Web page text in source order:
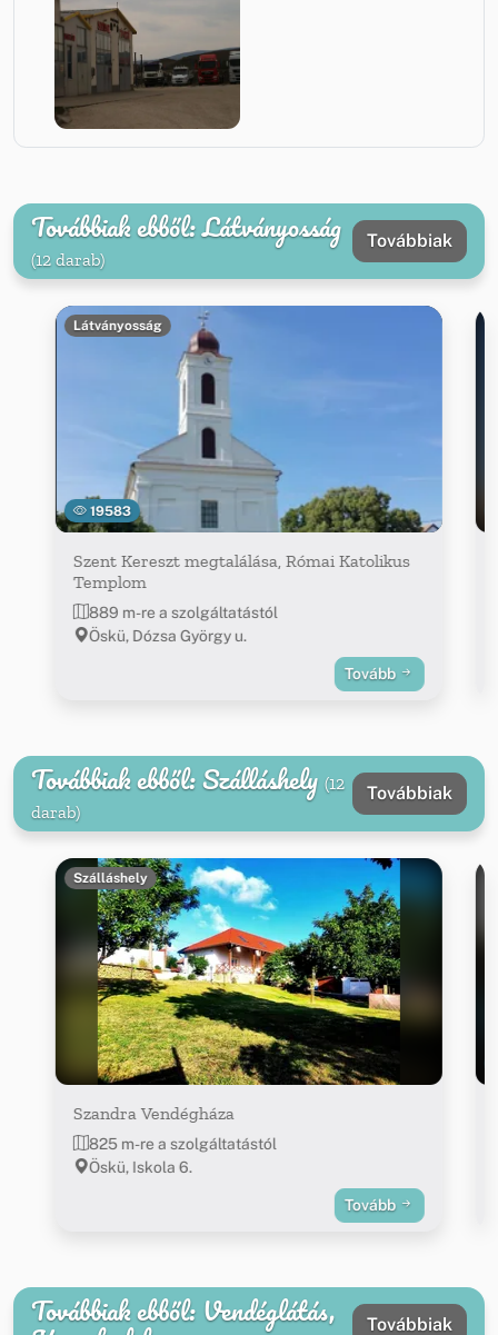
Továbbiak ebből: Látványosság
(12 darab)
Továbbiak
19583
Látványosság
Szent Kereszt megtalálása, Római Katolikus
Templom
889 m-re a szolgáltatástól
Öskü, Dózsa György u.
Tovább
Továbbiak ebből: Szálláshely (12
darab)
Továbbiak
Szálláshely
Szandra Vendégháza
825 m-re a szolgáltatástól
Öskü, Iskola 6.
Tovább
Továbbiak ebből: Vendéglátás, Továbbiak